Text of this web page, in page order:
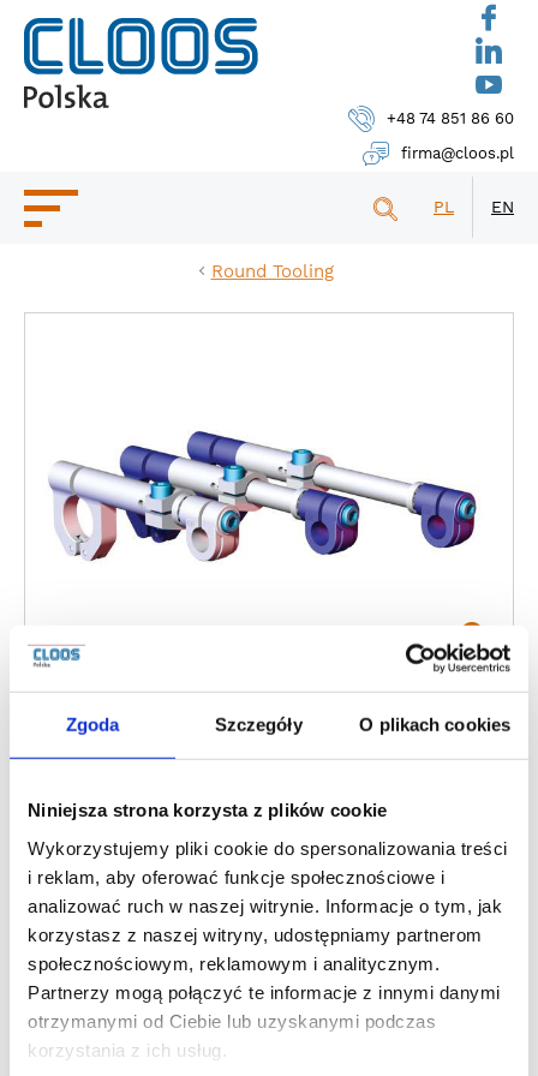
Zgoda Szczegóły O plikach cookies
Niniejsza strona korzysta z plików cookie
Wykorzystujemy pliki cookie do spersonalizowania treści
i reklam, aby oferować funkcje społecznościowe i
analizować ruch w naszej witrynie. Informacje o tym, jak
korzystasz z naszej witryny, udostępniamy partnerom
społecznościowym, reklamowym i analitycznym.
Partnerzy mogą połączyć te informacje z innymi danymi
otrzymanymi od Ciebie lub uzyskanymi podczas
korzystania z ich usług.
+48 74 851 86 60
firma@cloos.pl
PL EN
BAZA WIEDZY
O FIRMIE
Round Tooling
Round Tooling ramiona
obrotowe
Ramiona obrotowe z serii Round Tooling
marki DESTACO dostępne są w trzech
standardowych długościach , co zapewnia
zróżnicowany zakres regulacji liniowej.
Ramiona te stanowią uniwersalny punkt